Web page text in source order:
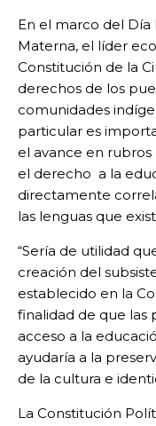
En el marco del
Materna, el líder
Constitución de la
derechos de los
comunidades
particular es
el avance en
el derecho a la
directamente
las lenguas que
“Sería de utilidad
creación del
establecido en la
finalidad de que las
acceso a la
ayudaría a la
de la cultura e
La Constitución